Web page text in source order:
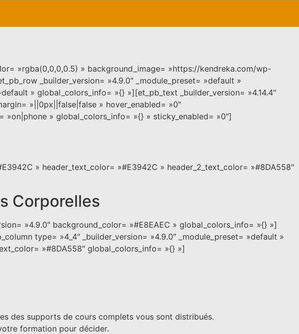
»rgba(0,0,0,0.5) » background_image= »https://kendreka.com/wp-
_builder_version= »4.9.0″ _module_preset= »default »
» global_colors_info= »{} »][et_pb_text _builder_version= »4.14.4″
»||0px||false|false » hover_enabled= »0″
»on|phone » global_colors_info= »{} » sticky_enabled= »0″]
» header_text_color= »#E3942C » header_2_text_color= »#8DA558″
Corporelles
»4.9.0″ background_color= »#E8EAEC » global_colors_info= »{} »]
type= »4_4″ _builder_version= »4.9.0″ _module_preset= »default »
»#8DA558″ global_colors_info= »{} »]
des supports de cours complets vous sont distribués.
formation pour décider.